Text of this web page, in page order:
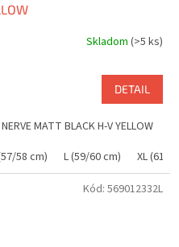
Skladom (>5 ks)
DETAIL
MATT BLACK H-V YELLOW
58 cm) L (59/60 cm) XL (61/
Kód: 569012332L